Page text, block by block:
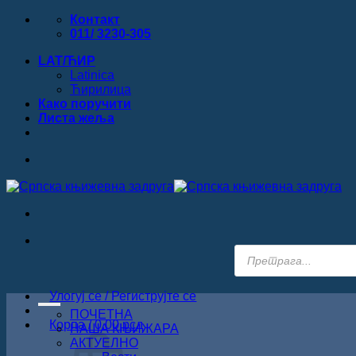
Прескочи
Контакт
011/ 3230-305
LAT/ЋИР
Latinica
Ћирилица
Како поручити
Листa жеља
Products
search
Улогуј се / Региструјте се
Корпа /0.00рсд
ПОЧЕТНА
НАША КЊИЖАРА
АКТУЕЛНО